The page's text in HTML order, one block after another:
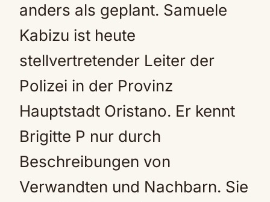
anders als geplant. Samuele
Kabizu ist heute
stellvertretender Leiter der
Polizei in der Provinz
Hauptstadt Oristano. Er kennt
Brigitte P nur durch
Beschreibungen von
Verwandten und Nachbarn. Sie